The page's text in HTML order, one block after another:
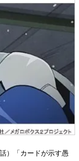
）「カードが示す愚